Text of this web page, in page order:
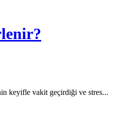
keyifle vakit geçirdiği ve stres...